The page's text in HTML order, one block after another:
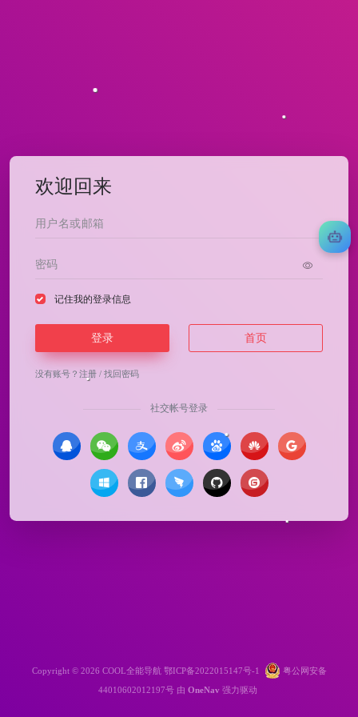
欢迎回来
记住我的登录信息
登录 首页
没有账号？ 注册 / 找回密码
社交帐号登录
Copyright © 2026 COOL全能导航 鄂ICP备2022015147号-1
粤公网安备
44010602012197号 由 OneNav 强力驱动